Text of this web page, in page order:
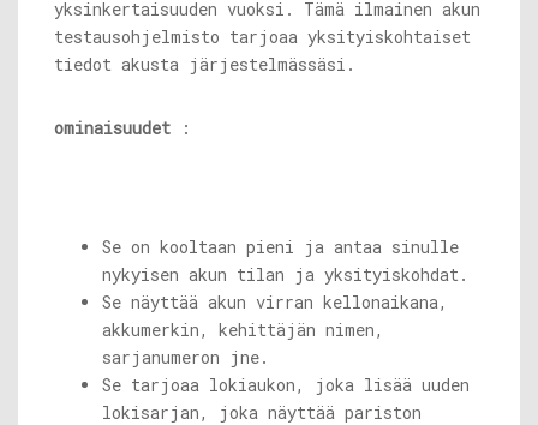
yksinkertaisuuden vuoksi. Tämä ilmainen akun
testausohjelmisto tarjoaa yksityiskohtaiset
tiedot akusta järjestelmässäsi.
ominaisuudet :
Se on kooltaan pieni ja antaa sinulle
nykyisen akun tilan ja yksityiskohdat.
Se näyttää akun virran kellonaikana,
akkumerkin, kehittäjän nimen,
sarjanumeron jne.
Se tarjoaa lokiaukon, joka lisää uuden
lokisarjan, joka näyttää pariston